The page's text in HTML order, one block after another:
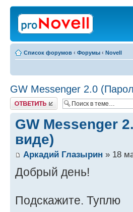
Список форумов ‹ Форумы ‹ Novell
GW Messenger 2.0
Ответить
GW Messenger
виде)
Аркадий Глазырин » 18
Добрый день!
Подскажите. Туплю